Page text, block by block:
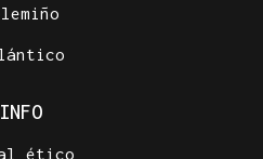
INFO
ético